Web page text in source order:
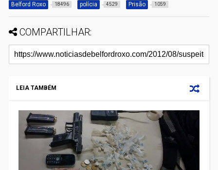
Belford Roxo 18496 polícia 4529 Prisão 1059
COMPARTILHAR:
LEIA TAMBÉM